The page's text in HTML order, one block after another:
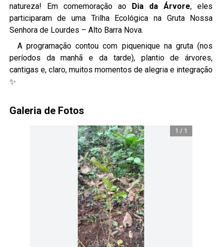
natureza! Em comemoração ao Dia da Árvore, eles
participaram de uma Trilha Ecológica na Gruta Nossa
Senhora de Lourdes – Alto Barra Nova.
A programação contou com piquenique na gruta (nos
períodos da manhã e da tarde), plantio de árvores,
cantigas e, claro, muitos momentos de alegria e integração
✨
Galeria de Fotos
1 / 1